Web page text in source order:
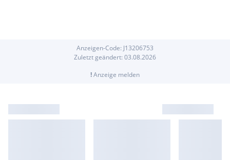
Anzeigen-Code: J13206753
Zuletzt geändert: 03.08.2026
!Anzeige melden